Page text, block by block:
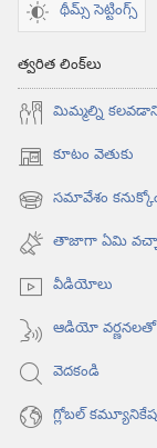
థీమ్స్ సెట్టింగ్స్
త్వరిత లింక్‌లు
మిమ్మల్ని
కూటం వెతుకు
(కొత్త
విండో
ఓపెన్‌
అవుతుంది)
సమావేశం
(కొత్త
విండో
ఓపెన్‌
అవుతుంది)
తాజాగా ఏమి
వీడియోలు
ఆడియో
వెదకండి
గ్లోబల్‌